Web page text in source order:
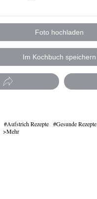
Foto hochladen
Im Kochbuch speichern
Aufstrich Rezepte Gesunde Rezepte
Mehr